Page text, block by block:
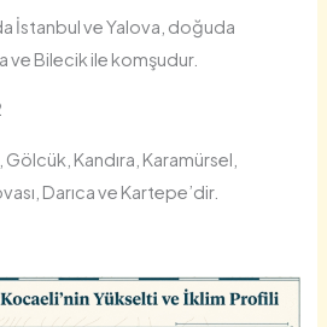
İstanbul ve Yalova, doğuda
ve Bilecik ile komşudur.
Kandıra, Karamürsel,
Darıca ve Kartepe’dir.